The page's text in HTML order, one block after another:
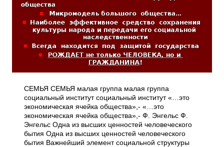
СЕМЬЯ СЕМЬЯ малая группа малая группа
социальный институт социальный институт «…это
экономическая ячейка общества»,- «…это
экономическая ячейка общества»,- Ф. Энгельс Ф.
Энгельс Одна из высших ценностей человеческого
бытия Одна из высших ценностей человеческого
бытия Важнейший элемент социальной структуры